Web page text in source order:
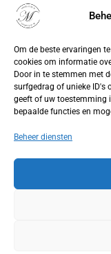
Om de beste ervaringen
cookies om informatie
Door in te stemmen met
surfgedrag of unieke ID's
geeft of uw toestemming
bepaalde functies en
Beheer diensten
De waardering